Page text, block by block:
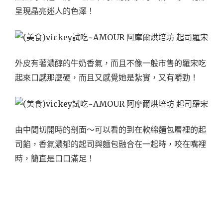
呈現晶亮迷人的色澤！
外皮有著濃醇的牛奶香氣，而且不像一般市售的羅宋吃
起來口感那麼硬，而且又感覺她是紮實，又有嚼勁！
由中間切開時的剖面～可以看的到在軟綿麵包層裡的起
司餡，香氣濃郁的起司與麵包融合在一起時，咬在嘴裡
時，簡直是口口滿足！